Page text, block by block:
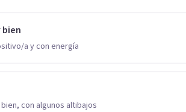
bien
a y con energía
con algunos altibajos